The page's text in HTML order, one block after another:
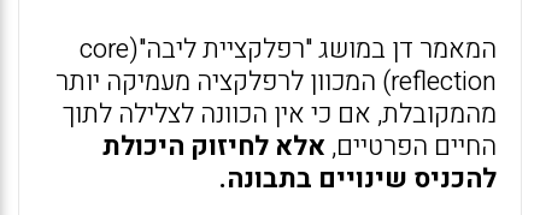
המאמר דן במושג "רפלקציית ליבה"(core
reflection) המכוון לרפלקציה מעמיקה יותר
מהמקובלת, אם כי אין הכוונה לצלילה לתוך
החיים הפרטיים, אלא לחיזוק היכולת
להכניס שינויים בתבונה.